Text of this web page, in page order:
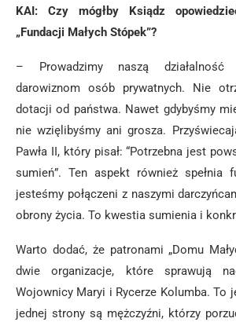
KAI: Czy mógłby Ksiądz
„Fundacji Małych Stópek”?
– Prowadzimy naszą działalność
darowiznom osób prywatnych. Nie
dotacji od państwa. Nawet gdybyśmy
nie wzięlibyśmy ani grosza.
Pawła II, który pisał: “Potrzebna jest
sumień”. Ten aspekt również spełnia
jesteśmy połączeni z naszymi
obrony życia. To kwestia sumienia i
Warto dodać, że patronami „Domu
dwie organizacje, które sprawują
Wojownicy Maryi i Rycerze Kolumba. To
jednej strony są mężczyźni, którzy